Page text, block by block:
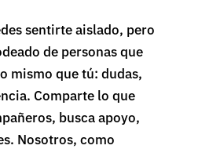
sentirte aislado, pero
de personas que
mismo que tú: dudas,
Comparte lo que
busca apoyo,
Nosotros, como